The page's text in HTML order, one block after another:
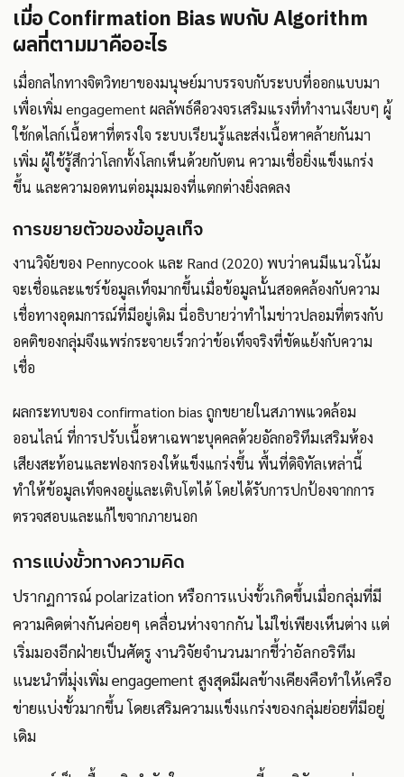
เมื่อ Confirmation Bias พบกับ Algorithm
ผลที่ตามมาคืออะไร
เมื่อกลไกทางจิตวิทยาของมนุษย์มาบรรจบกับระบบที่ออกแบบมา
เพื่อเพิ่ม engagement ผลลัพธ์คือวงจรเสริมแรงที่ทำงานเงียบๆ ผู้
ใช้กดไลก์เนื้อหาที่ตรงใจ ระบบเรียนรู้และส่งเนื้อหาคล้ายกันมา
เพิ่ม ผู้ใช้รู้สึกว่าโลกทั้งโลกเห็นด้วยกับตน ความเชื่อยิ่งแข็งแกร่ง
ขึ้น และความอดทนต่อมุมมองที่แตกต่างยิ่งลดลง
การขยายตัวของข้อมูลเท็จ
งานวิจัยของ Pennycook และ Rand (2020) พบว่าคนมีแนวโน้ม
จะเชื่อและแชร์ข้อมูลเท็จมากขึ้นเมื่อข้อมูลนั้นสอดคล้องกับความ
เชื่อทางอุดมการณ์ที่มีอยู่เดิม นี่อธิบายว่าทำไมข่าวปลอมที่ตรงกับ
อคติของกลุ่มจึงแพร่กระจายเร็วกว่าข้อเท็จจริงที่ขัดแย้งกับความ
เชื่อ
ผลกระทบของ confirmation bias ถูกขยายในสภาพแวดล้อม
ออนไลน์ ที่การปรับเนื้อหาเฉพาะบุคคลด้วยอัลกอริทึมเสริมห้อง
เสียงสะท้อนและฟองกรองให้แข็งแกร่งขึ้น พื้นที่ดิจิทัลเหล่านี้
ทำให้ข้อมูลเท็จคงอยู่และเติบโตได้ โดยได้รับการปกป้องจากการ
ตรวจสอบและแก้ไขจากภายนอก
การแบ่งขั้วทางความคิด
ปรากฏการณ์ polarization หรือการแบ่งขั้วเกิดขึ้นเมื่อกลุ่มที่มี
ความคิดต่างกันค่อยๆ เคลื่อนห่างจากกัน ไม่ใช่เพียงเห็นต่าง แต่
เริ่มมองอีกฝ่ายเป็นศัตรู งานวิจัยจำนวนมากชี้ว่าอัลกอริทึม
แนะนำที่มุ่งเพิ่ม engagement สูงสุดมีผลข้างเคียงคือทำให้เครือ
ข่ายแบ่งขั้วมากขึ้น โดยเสริมความแข็งแกร่งของกลุ่มย่อยที่มีอยู่
เดิม